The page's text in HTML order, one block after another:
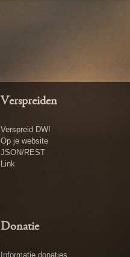
Verspreiden
Verspreid DW!
Op je website
JSON/REST
Link
Donatie
Informatie donaties